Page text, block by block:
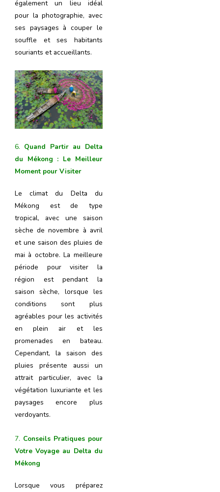
également un lieu idéal
pour la photographie, avec
ses paysages à couper le
souffle et ses habitants
souriants et accueillants.
6. Quand Partir au Delta
du Mékong : Le Meilleur
Moment pour Visiter
Le climat du Delta du
Mékong est de type
tropical, avec une saison
sèche de novembre à avril
et une saison des pluies de
mai à octobre. La meilleure
période pour visiter la
région est pendant la
saison sèche, lorsque les
conditions sont plus
agréables pour les activités
en plein air et les
promenades en bateau.
Cependant, la saison des
pluies présente aussi un
attrait particulier, avec la
végétation luxuriante et les
paysages encore plus
verdoyants.
7. Conseils Pratiques pour
Votre Voyage au Delta du
Mékong
Lorsque vous préparez